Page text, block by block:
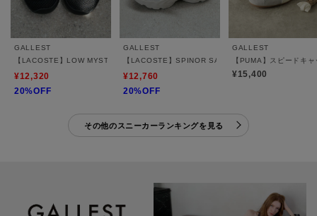
GALLEST
【LACOSTE】LOW MYSTERE
¥12,320
20%OFF
GALLEST
【LACOSTE】SPINOR SANDAL
¥12,760
20%OFF
GALLEST
【PUMA】スピードキ
¥15,400
その他のスニーカーランキングを見る